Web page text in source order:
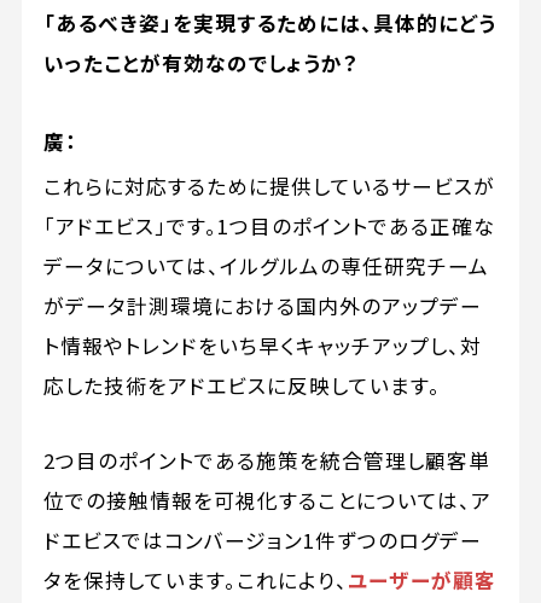
「あるべき姿」を実現するためには、具体的にどう
いったことが有効なのでしょうか？
廣：
これらに対応するために提供しているサービスが
「アドエビス」です。1つ目のポイントである正確な
データについては、イルグルムの専任研究チーム
がデータ計測環境における国内外のアップデー
ト情報やトレンドをいち早くキャッチアップし、対
応した技術をアドエビスに反映しています。
2つ目のポイントである施策を統合管理し顧客単
位での接触情報を可視化することについては、ア
ドエビスではコンバージョン1件ずつのログデー
タを保持しています。これにより、 ユーザーが顧客